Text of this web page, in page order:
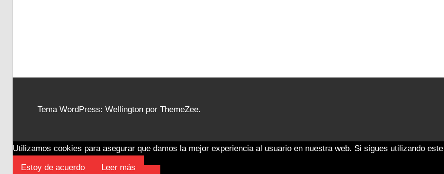
Tema WordPress: Wellington por ThemeZee.
Utilizamos cookies para asegurar que damos la mejor experiencia al usuario en nuestra web. Si sigues utilizando
Estoy de acuerdo Leer más